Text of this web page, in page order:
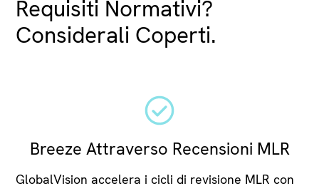
Requisiti Normativi?
Considerali Coperti.
Breeze Attraverso Recensioni MLR
GlobalVision accelera i cicli di revisione MLR con